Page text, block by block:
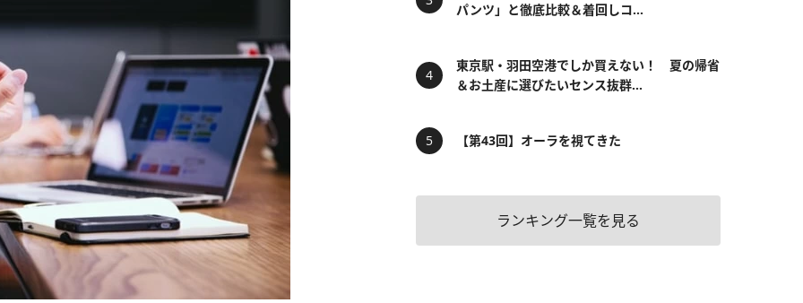
パンツ」と徹底比較＆着回しコ...
東京駅・羽田空港でしか買えない！ 夏の帰省
＆お土産に選びたいセンス抜群...
【第43回】オーラを視てきた
ランキング一覧を見る